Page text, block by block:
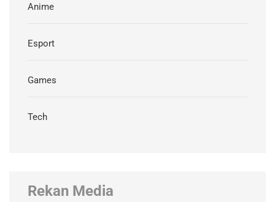
Anime
Esport
Games
Tech
Rekan Media